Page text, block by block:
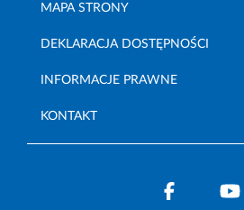
MAPA STRONY
DEKLARACJA DOSTĘPNOŚCI
INFORMACJE PRAWNE
KONTAKT